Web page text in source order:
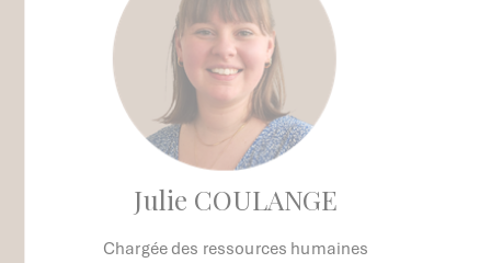
Julie COULANGE
Chargée des ressources humaines